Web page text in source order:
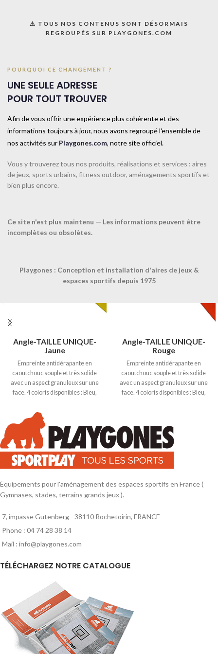
⚠ TOUS NOS CONTENUS SONT DÉSORMAIS
REGROUPÉS SUR PLAYGONES.COM
POURQUOI CE CHANGEMENT ?
UNE SEULE ADRESSE
POUR TOUT TROUVER
Afin de vous offrir une expérience plus cohérente et des
informations toujours à jour, nous avons regroupé l'ensemble de
nos activités sur Playgones.com, notre site officiel.
Vous y trouverez tous nos produits, réalisations et services : aires
de jeux, sports urbains, fitness outdoor, aménagements sportifs et
bien plus encore.
Ce site n'est plus maintenu — Les informations peuvent être
incomplètes ou obsolètes.
Playgones : Conception et installation d'aires de jeux &
espaces sportifs depuis 1975
Informations complémentaires
COULEUR
CONTACTEZ-NOUS
Produits similaires
Angle-TAILLE UNIQUE-
Jaune
Empreinte antidérapante en
caoutchouc souple et très solide
avec un aspect granuleux sur une
face. 4 coloris disponibles : Bleu,
27 x 27 x 7 cm. Epaisseur 3mm.
Angle-TAILLE UNIQUE-
Rouge
Empreinte antidérapante en
caoutchouc souple et très solide
avec un aspect granuleux sur une
face. 4 coloris disponibles : Bleu,
Équipements pour l'aménagement des espaces sportifs en France (
Gymnases, stades, terrains grands jeux ).
7, impasse Gutenberg - 38110 Rochetoirin, FRANCE
Phone : 04 74 28 38 14
Mail : info@playgones.com
TÉLÉCHARGEZ NOTRE CATALOGUE